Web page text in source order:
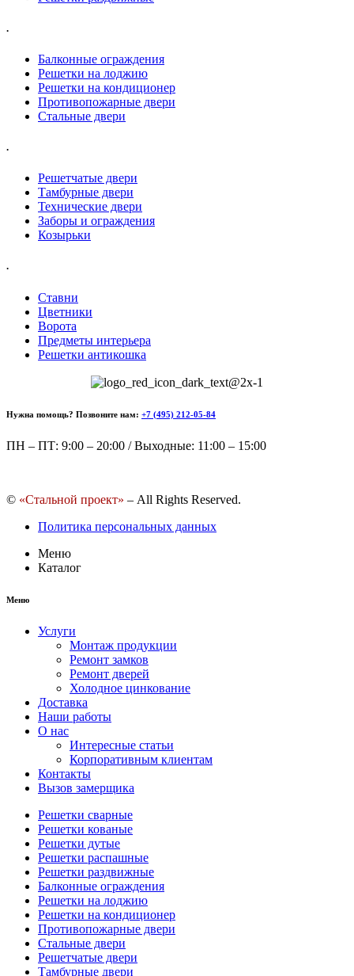
.
Балконные ограждения
Решетки на лоджию
Решетки на кондиционер
Противопожарные двери
Стальные двери
.
Решетчатые двери
Тамбурные двери
Технические двери
Заборы и ограждения
Козырьки
.
Ставни
Цветники
Ворота
Предметы интерьера
Решетки антикошка
Нужна помощь? Позвоните нам: +7 (495) 212-05-84
ПН – ПТ: 9:00 – 20:00 / Выходные: 11:00 – 15:00
© «Стальной проект» – All Rights Reserved.
Политика персональных данных
Меню
Каталог
Меню
Услуги
Монтаж продукции
Ремонт замков
Ремонт дверей
Холодное цинкование
Доставка
Наши работы
О нас
Интересные статьи
Корпоративным клиентам
Контакты
Вызов замерщика
Решетки сварные
Решетки кованые
Решетки дутые
Решетки распашные
Решетки раздвижные
Балконные ограждения
Решетки на лоджию
Решетки на кондиционер
Противопожарные двери
Стальные двери
Решетчатые двери
Тамбурные двери